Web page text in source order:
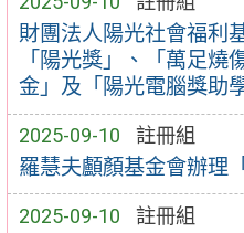
財團法人陽光社會福利
「陽光獎」、「萬足
金」及「陽光電腦獎助
2025-09-10 註冊組
羅慧夫顱顏基金會辦理
2025-09-10 註冊組